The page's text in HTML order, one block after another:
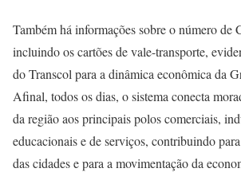
Também há informações sobre o número de
incluindo os cartões de vale-transporte,
do Transcol para a dinâmica econômica da
Afinal, todos os dias, o sistema conecta
da região aos principais polos comerciais,
educacionais e de serviços, contribuindo
das cidades e para a movimentação da